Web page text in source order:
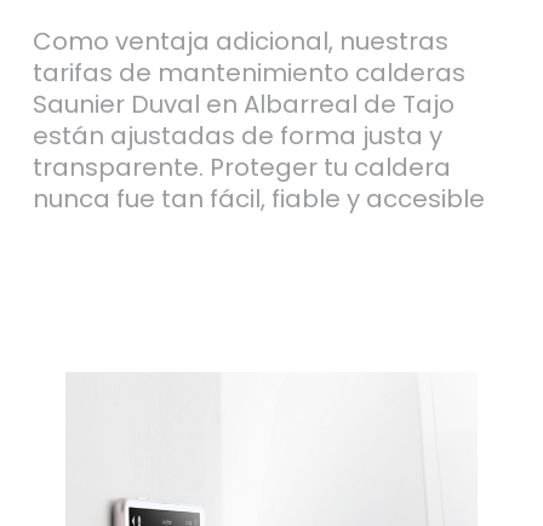
Como ventaja adicional, nuestras
tarifas de mantenimiento calderas
Saunier Duval en Albarreal de Tajo
están ajustadas de forma justa y
transparente. Proteger tu caldera
nunca fue tan fácil, fiable y accesible